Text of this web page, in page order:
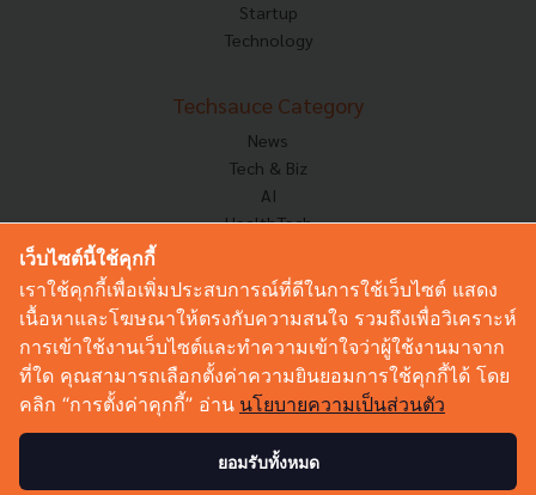
Startup
Technology
Techsauce Category
News
Tech & Biz
AI
HealthTech
Corp Innov
Saucy Thoughts
Sustainable
Videos
Podcast
เว็บไซต์นี้ใช้คุกกี้
เราใช้คุกกี้เพื่อเพิ่มประสบการณ์ที่ดีในการใช้เว็บไซต์ แสดง
เนื้อหาและโฆษณาให้ตรงกับความสนใจ รวมถึงเพื่อวิเคราะห์
การเข้าใช้งานเว็บไซต์และทำความเข้าใจว่าผู้ใช้งานมาจาก
ที่ใด คุณสามารถเลือกตั้งค่าความยินยอมการใช้คุกกี้ได้ โดย
คลิก “การตั้งค่าคุกกี้” อ่าน นโยบายความเป็นส่วนตัว
ยอมรับทั้งหมด